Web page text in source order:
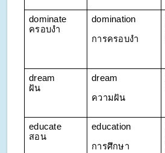
dominate
ครอบงำ
domination
การครอบงำ
dream
ฝัน
dream
ความฝัน
educate
สอน
education
การศึกษา